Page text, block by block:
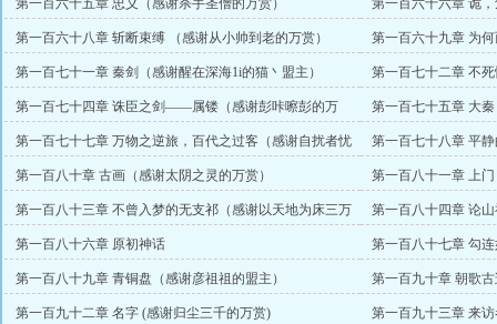
第一百六十五章 忠义（感谢杀手圣僧的万赏）
第一百六十六章 诡
赏）
第一百六十八章 斩断束缚 （感谢从小帅到老的万赏） 第一百六十九章 为
第一百七十一章 秦剑（感谢醒在深海1i的猫丶盟主） 第一百七十二章 不
第一百七十四章 诛臣之剑——属镂（感谢彭咔嚓彭的万
赏）
第一百七十五章 大
第一百七十七章 万物之逆旅，百代之过客（感谢自扰者忧
天万赏）
第一百七十八章 平
盟主）
第一百八十章 古画（感谢太阴之灵的万赏） 第一百八十一章 上
第一百八十三章 不曾入梦的无支祁（感谢以天地为床三万
赏）
第一百八十四章 论山
第一百八十六章 原初神话 第一百八十七章 勾
第一百八十九章 青铜盘（感谢彦祖祖的盟主） 第一百九十章 朝歌
第一百九十二章 名字 (感谢归尘三千的万赏) 第一百九十三章 来